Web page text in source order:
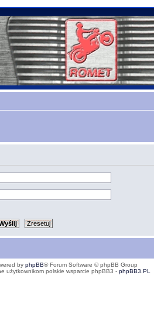
by phpBB® Forum Software © phpBB Group
użytkownikom polskie wsparcie phpBB3 - phpBB3.PL